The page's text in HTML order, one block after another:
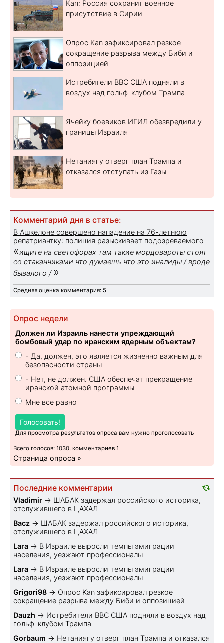
Kan: Россия сохранит военное
присутствие в Сирии
Опрос Kan зафиксировал резкое
сокращение разрыва между Биби и
оппозицией
Истребители ВВС США подняли в
воздух над гольф-клубом Трампа
Ячейку боевиков ИГИЛ обезвредили у
границы Израиля
Нетаниягу отверг план Трампа и
отказался отступать из Газы
Комментарий дня в статье:
В Ашкелоне совершено нападение на 76-летнюю
репатриантку: полиция разыскивает подозреваемого
«ищите на светофорах там такие мордовароты стоят
со стаканчиками что думаешь что это иналиды / вроде
бывалого / »
Средняя оценка комментария: 5
Опрос недели
Должен ли Израиль нанести упреждающий
бомбовый удар по иранским ядерным объектам?
- Да, должен, это является жизненно важным для
безопасности страны
- Нет, не должен. США обеспечат прекращение
иранской атомной программы
Мне все равно
Голосовать!
Для просмотра результатов опроса вам нужно проголосовать
Всего голосов: 1030, комментариев 1
Страница опроса »
Последние комментарии
Vladimir → ШАБАК задержал российского историка,
отслужившего в ЦАХАЛ
Bacz → ШАБАК задержал российского историка,
отслужившего в ЦАХАЛ
Lara → В Израиле выросли темпы эмиграции
населения, уезжают профессионалы
Lara → В Израиле выросли темпы эмиграции
населения, уезжают профессионалы
Grigori98 → Опрос Kan зафиксировал резкое
сокращение разрыва между Биби и оппозицией
Dauzh → Истребители ВВС США подняли в воздух над
гольф-клубом Трампа
Gorbaum → Нетаниягу отверг план Трампа и отказался